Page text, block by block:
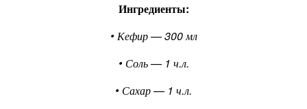
Ингредиенты:
• Кефир — 300 мл
• Соль — 1 ч.л.
• Сахар — 1 ч.л.